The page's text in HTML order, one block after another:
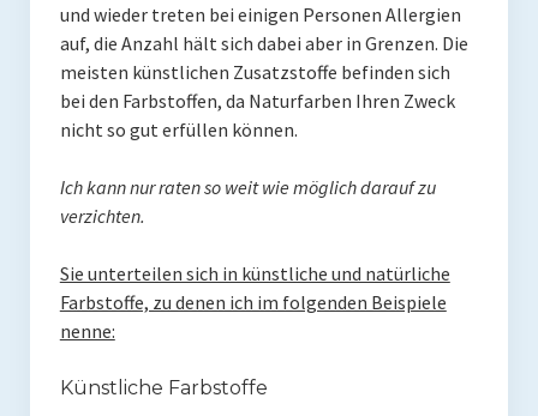
Gehirn-Pflege Kochbuch
Über mich
Publikationen
Redner
und wieder treten bei einigen Personen Allergien
auf, die Anzahl hält sich dabei aber in Grenzen. Die
meisten künstlichen Zusatzstoffe befinden sich
bei den Farbstoffen, da Naturfarben Ihren Zweck
nicht so gut erfüllen können.
Ich kann nur raten so weit wie möglich darauf zu
verzichten.
Sie unterteilen sich in künstliche und natürliche
Farbstoffe, zu denen ich im folgenden Beispiele
nenne:
Künstliche Farbstoffe